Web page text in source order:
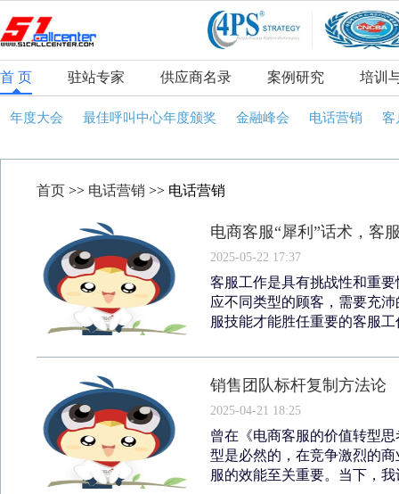
首 页 驻站专家 供应商名录 案例研究 培训
年度大会 最佳呼叫中心年度颁奖 金融峰会 电话营销 客
首页 >> 电话营销 >> 电话营销
电商客服“犀利”话术，客
2025-05-22 17:37
客服工作是具有挑战性和重
应不同类型的顾客，需要充
服技能才能胜任重要的客服
销售团队标杆复制方法论
2025-04-21 18:25
曾在《电商客服的价值转型
型是必然的，在竞争激烈的
服的效能至关重要。当下，